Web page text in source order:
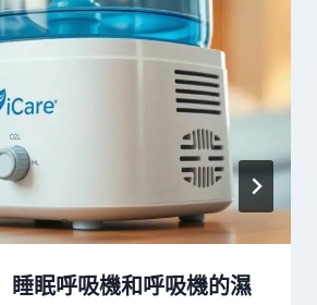
睡眠呼吸機和呼吸機的濕